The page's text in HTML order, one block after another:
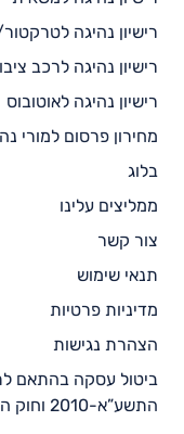
רישיון נהיגה
רישיון נהיגה לרכב
רישיון נהיגה לאוטובוס
מחירון פרסום למורי
בלוג
ממליצים עלינו
צור קשר
תנאי שימוש
מדיניות פרטיות
הצהרת נגישות
ביטול עסקה בהתאם
התשע”א-2010 וחוק הגנת הצרכן, התשמ”א-1981″